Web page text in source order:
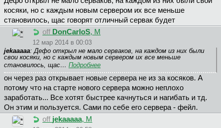
косяки, но с каждым новым сервером их все меньше
становилось, щас говорят отличный сервак будет
off DonCarloS, М
12 мар 2014 в 00:03
jekaaaaa: Дефо открыл не мало серваков, на каждом из них были
свои косяки, но с каждым новым сервером их все меньше
становилось, щас… Подробнее
он через раз открывает новые сервера не из за косяков. А
потому что на старте нового сервера можно неплохо
заработать... Все хотят быстрее качнуться и нагибать и тд.
Он этим и пользуется. Сами по себе его сервера - фейл.
off jekaaaaa, М